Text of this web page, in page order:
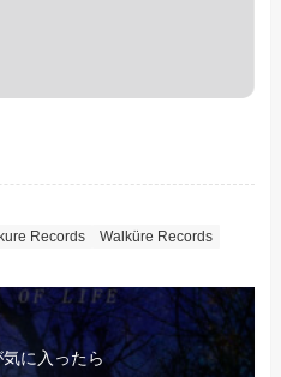
Records Walküre Records
に入ったら